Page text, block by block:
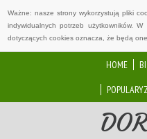
Ważne: nasze strony wykorzystują pliki
indywidualnych potrzeb użytkowników.
dotyczących cookies oznacza, że będą
HOME